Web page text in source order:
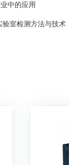
中的应用
室检测方法与技术